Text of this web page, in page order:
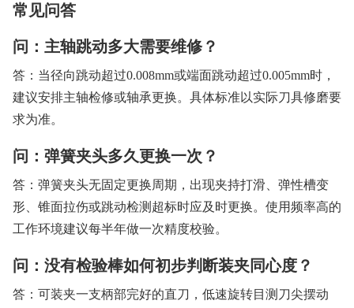
常见问答
问：主轴跳动多大需要维修？
答：当径向跳动超过0.008mm或端面跳动超过0.005mm时，
建议安排主轴检修或轴承更换。具体标准以实际刀具修磨要
求为准。
问：弹簧夹头多久更换一次？
答：弹簧夹头无固定更换周期，出现夹持打滑、弹性槽变
形、锥面拉伤或跳动检测超标时应及时更换。使用频率高的
工作环境建议每半年做一次精度校验。
问：没有检验棒如何初步判断装夹同心度？
答：可装夹一支柄部完好的直刀，低速旋转目测刀尖摆动